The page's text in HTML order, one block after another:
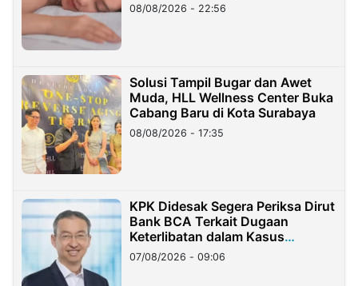
08/08/2026 - 22:56
Solusi Tampil Bugar dan Awet
Muda, HLL Wellness Center Buka
Cabang Baru di Kota Surabaya
08/08/2026 - 17:35
KPK Didesak Segera Periksa Dirut
Bank BCA Terkait Dugaan
Keterlibatan dalam Kasus
Hilangnya Dana Nasabah Rp2,58
Miliar
07/08/2026 - 09:06